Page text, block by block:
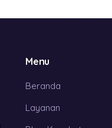
Menu
Beranda
Layanan